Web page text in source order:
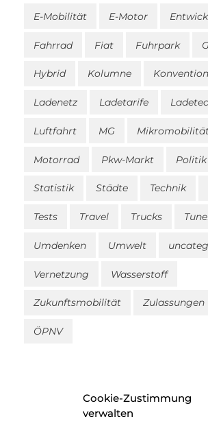
Cookie-Zustimmung
verwalten
E-Mobilität E-Motor
Fahrrad Fiat Fuhrpark
Hybrid Kolumne
Ladenetz Ladetarife
Luftfahrt MG
Motorrad Pkw-Markt Politik
Statistik Städte Technik
Tests Travel Trucks
Umdenken Umwelt
Vernetzung Wasserstoff
Zukunftsmobilität Zulassungen
ÖPNV